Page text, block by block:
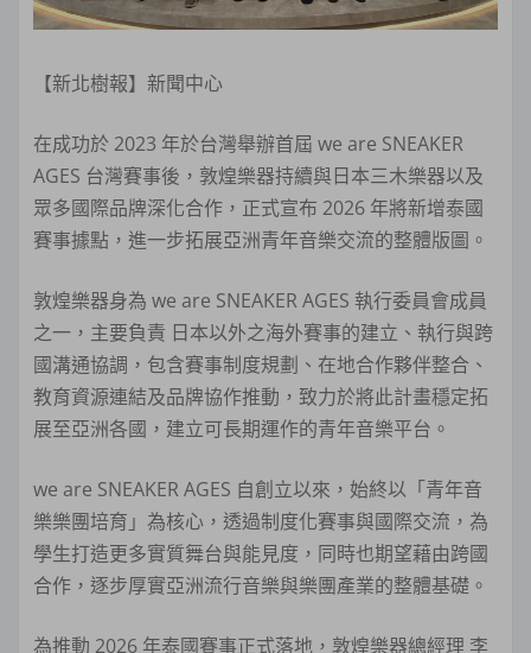
【新北樹報】新聞中心
在成功於 2023 年於台灣舉辦首屆 we are SNEAKER
AGES 台灣賽事後，敦煌樂器持續與日本三木樂器以及
眾多國際品牌深化合作，正式宣布 2026 年將新增泰國
賽事據點，進一步拓展亞洲青年音樂交流的整體版圖。
敦煌樂器身為 we are SNEAKER AGES 執行委員會成員
之一，主要負責 日本以外之海外賽事的建立、執行與跨
國溝通協調，包含賽事制度規劃、在地合作夥伴整合、
教育資源連結及品牌協作推動，致力於將此計畫穩定拓
展至亞洲各國，建立可長期運作的青年音樂平台。
we are SNEAKER AGES 自創立以來，始終以「青年音
樂樂團培育」為核心，透過制度化賽事與國際交流，為
學生打造更多實質舞台與能見度，同時也期望藉由跨國
合作，逐步厚實亞洲流行音樂與樂團產業的整體基礎。
為推動 2026 年泰國賽事正式落地，敦煌樂器總經理 李